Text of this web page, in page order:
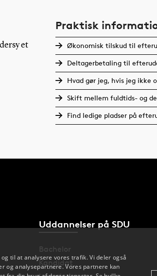
et
Praktisk
Økonomisk tilskud til
Deltagerbetaling til
Hvad gør jeg, hvis jeg ikke
Skift mellem fuldtids- og
Find ledige pladser på
Uddannelser på SDU
Bachelor
Kandidat
til at analysere vores trafik. Vi deler også
og analysepartnere. Vores partnere kan